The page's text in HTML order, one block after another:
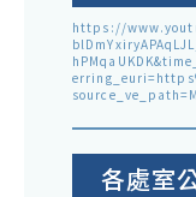
https://
各處室